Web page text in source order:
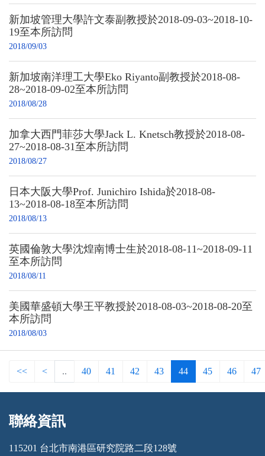
新加坡管理大學許文泰副教授於2018-09-03~2018-10-
19至本所訪問
2018/09/03
新加坡南洋理工大學Eko Riyanto副教授於2018-08-
28~2018-09-02至本所訪問
2018/08/28
加拿大西門菲莎大學Jack L. Knetsch教授於2018-08-
27~2018-08-31至本所訪問
2018/08/27
日本大阪大學Prof. Junichiro Ishida於2018-08-
13~2018-08-18至本所訪問
2018/08/13
英國倫敦大學沈煌南博士生於2018-08-11~2018-09-11
至本所訪問
2018/08/11
美國華盛頓大學王平教授於2018-08-03~2018-08-20至
本所訪問
2018/08/03
<< < .. 40 41 42 43 44 45 46 47
:::
聯絡資訊
115201 台北市南港區研究院路二段128號